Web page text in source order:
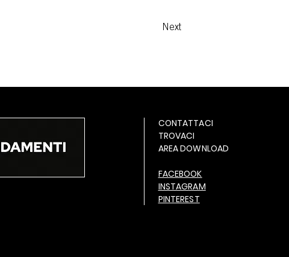
Next
CONTATTACI
TROVACI
AREA DOWNLOAD
FACEBOOK
INSTAGRAM
PINTEREST